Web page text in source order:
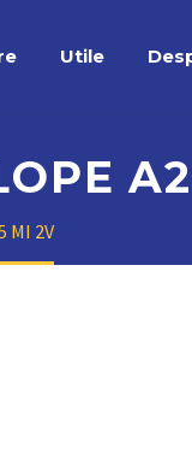
Utile
MI 2V